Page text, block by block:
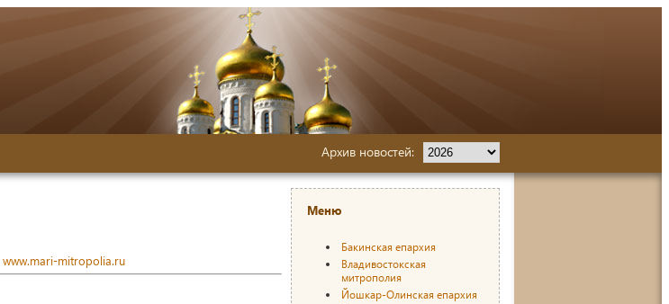
Архив новостей:
www.mari-mitropolia.ru
Меню
Бакинская епархия
Владивостокская
митрополия
Йошкар-Олинская епархия